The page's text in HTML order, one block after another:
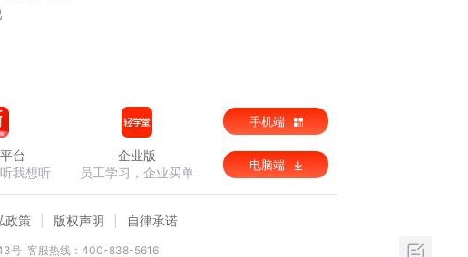
台
我想听
企业版
员工学习，企业买单
手机端
电脑端
政策 版权声明 自律承诺
号 客服热线：400-838-5616